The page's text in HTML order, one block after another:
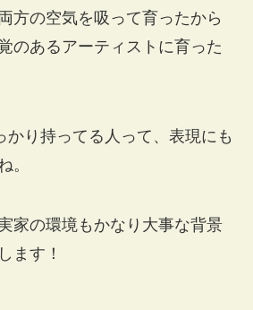
方の空気を吸って育ったから
のあるアーティストに育った
かり持ってる人って、表現にも
。
家の環境もかなり大事な背景
ます！